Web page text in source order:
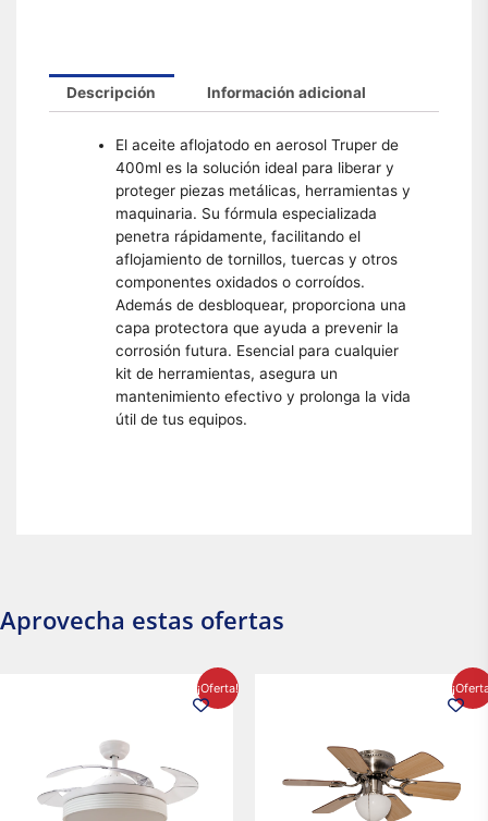
Descripción Información adicional
El aceite aflojatodo en aerosol Truper de
400ml es la solución ideal para liberar y
proteger piezas metálicas, herramientas y
maquinaria. Su fórmula especializada
penetra rápidamente, facilitando el
aflojamiento de tornillos, tuercas y otros
componentes oxidados o corroídos.
Además de desbloquear, proporciona una
capa protectora que ayuda a prevenir la
corrosión futura. Esencial para cualquier
kit de herramientas, asegura un
mantenimiento efectivo y prolonga la vida
útil de tus equipos.
Aprovecha estas ofertas
¡Oferta!
$2,986.97.
precio
actual
$1,450.23.
precio
actual